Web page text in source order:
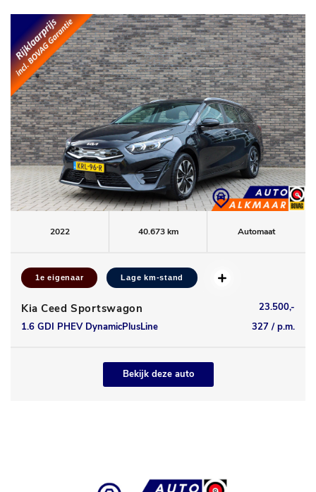
2022 40.673 km Automaat
1e eigenaar Lage km-stand
Kia Ceed Sportswagon
23.500,-
1.6 GDI PHEV DynamicPlusLine
327 / p.m.
Bekijk deze auto